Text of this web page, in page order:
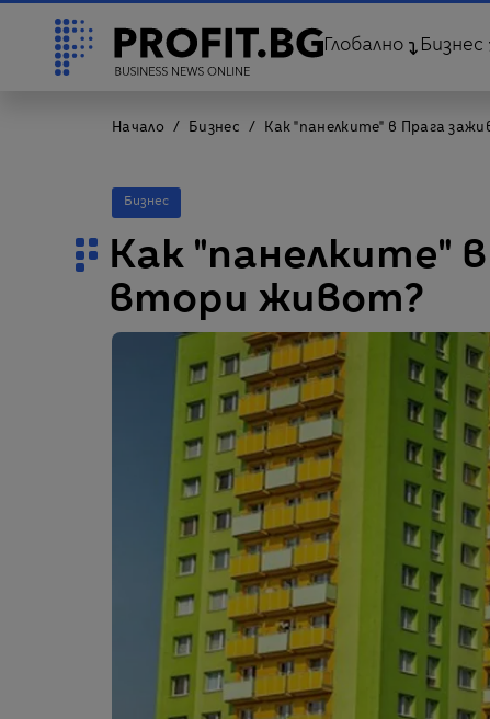
Глобално Бизнес
Начало Бизнес Как "панелките" в Прага
Бизнес
Как "панелките"
втори живот?